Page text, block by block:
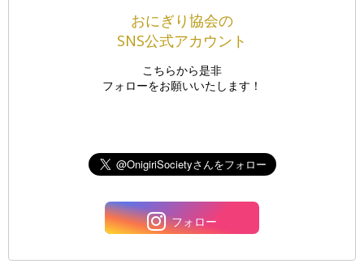
おにぎり協会の
SNS公式アカウント
こちらから是非
フォローをお願いいたします！
フォロー